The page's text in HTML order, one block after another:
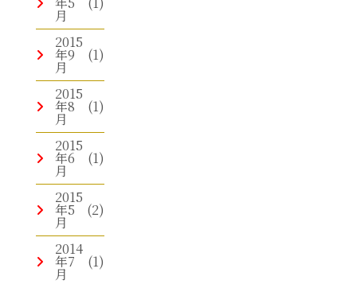
月
2015
年9
月
(1)
2015
年8
月
(1)
2015
年6
月
(1)
2015
年5
月
(2)
2014
年7
月
(1)